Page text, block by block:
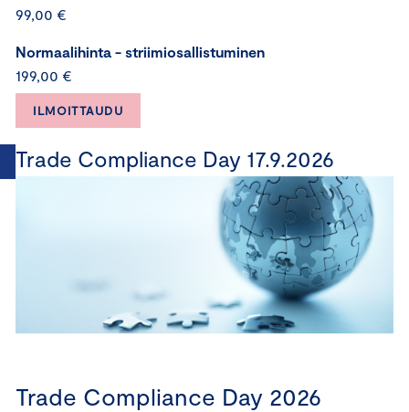
99,00 €
Normaalihinta - striimiosallistuminen
199,00 €
ILMOITTAUDU
Trade Compliance Day 17.9.2026
Trade Compliance Day 2026